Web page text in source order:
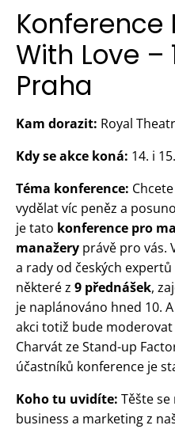
Konference
With Love –
Praha
Kam dorazit: Royal
Kdy se akce koná: 14. i
Téma konference:
vydělat víc peněz a
je tato konference pro
manažery právě pro vás.
a rady od českých
některé z 9 přednášek,
je naplánováno hned 10.
akci totiž bude moderovat
Charvát ze Stand-up
účastníků konference je
Koho tu uvidíte: Těšte
business a marketing z